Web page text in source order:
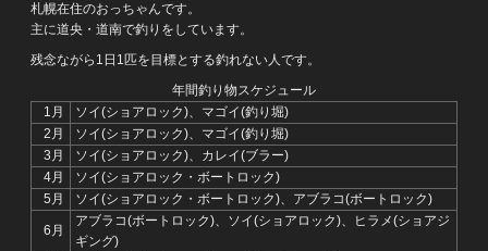
札幌在住のおっちゃんです。
主に道央・道南で釣りをしています。
残念ながら1日1匹を目標とする釣れない人です。
年間釣り物スケジュール
1月
ソイ(ショアロック)、マゴイ(釣り堀)
2月
ソイ(ショアロック)、マゴイ(釣り堀)
3月
ソイ(ショアロック)、カレイ(ブラー)
4月
ソイ(ショアロック・ボートロック)
5月
ソイ(ショアロック・ボートロック)、アブラコ(ボートロック)
6月
アブラコ(ボートロック)、ソイ(ショアロック)、ヒラメ(ショアジ
ギング)